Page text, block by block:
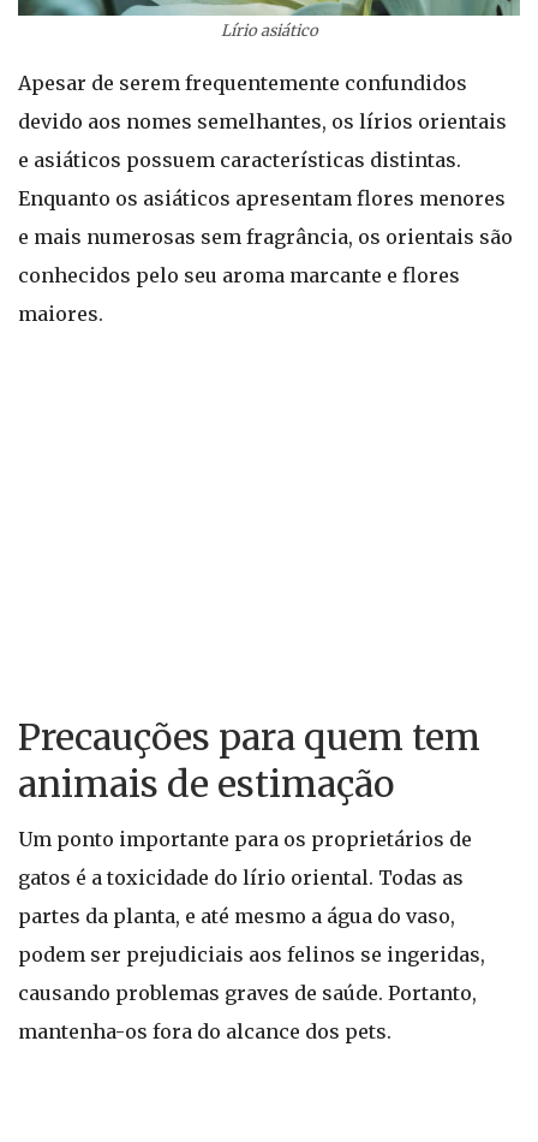
Lírio asiático
Apesar de serem frequentemente confundidos
devido aos nomes semelhantes, os lírios orientais
e asiáticos possuem características distintas.
Enquanto os asiáticos apresentam flores menores
e mais numerosas sem fragrância, os orientais são
conhecidos pelo seu aroma marcante e flores
maiores.
Precauções para quem tem
animais de estimação
Um ponto importante para os proprietários de
gatos é a toxicidade do lírio oriental. Todas as
partes da planta, e até mesmo a água do vaso,
podem ser prejudiciais aos felinos se ingeridas,
causando problemas graves de saúde. Portanto,
mantenha-os fora do alcance dos pets.